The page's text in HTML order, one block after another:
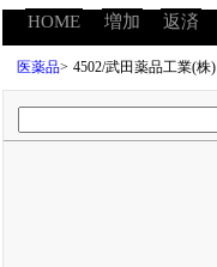
HOME 増加 返済
医薬品> 4502/武田薬品工業(株)